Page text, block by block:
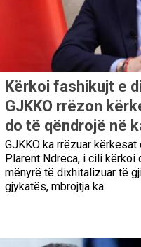
Kërkoi fashikujt e
GJKKO rrëzon
do të qëndrojë në
GJKKO ka rrëzuar
Plarent Ndreca, i cili kërkoi
mënyrë të dixhitalizuar të
gjykatës, mbrojtja ka